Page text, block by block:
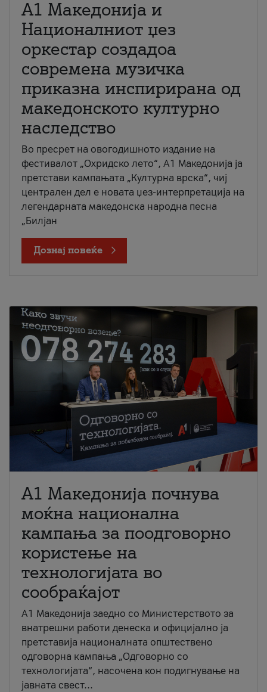
А1 Македонија и
Националниот џез
оркестар создадоа
современа музичка
приказна инспирирана од
македонското културно
наследство
Во пресрет на овогодишното издание на
фестивалот „Охридско лето“, А1 Македонија ја
претстави кампањата „Културна врска“, чиј
централен дел е новата џез-интерпретација на
легендарната македонска народна песна
„Билјан
Дознај повеќе
A1 Македонија почнува
моќна национална
кампања за поодговорно
користење на
технологијата во
сообраќајот
A1 Македонија заедно со Министерството за
внатрешни работи денеска и официјално ја
претставија националната општествено
одговорна кампања „Одговорно со
технологијата“, насочена кон подигнување на
јавната свест...